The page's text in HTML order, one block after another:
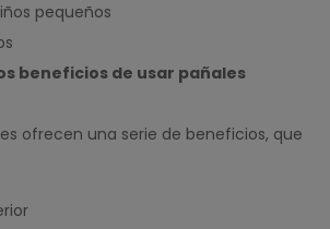
pequeños
beneficios de usar pañales
ofrecen una serie de beneficios, que